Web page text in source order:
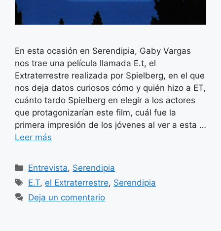
En esta ocasión en Serendipia, Gaby Vargas
nos trae una película llamada E.t, el
Extraterrestre realizada por Spielberg, en el que
nos deja datos curiosos cómo y quién hizo a ET,
cuánto tardo Spielberg en elegir a los actores
que protagonizarían este film, cuál fue la
primera impresión de los jóvenes al ver a esta …
Leer más
Categorías
Entrevista, Serendipia
Etiquetas
E.T, el Extraterrestre, Serendipia
Deja un comentario